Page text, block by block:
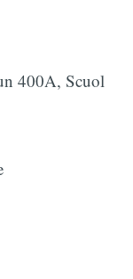
400A, Scuol